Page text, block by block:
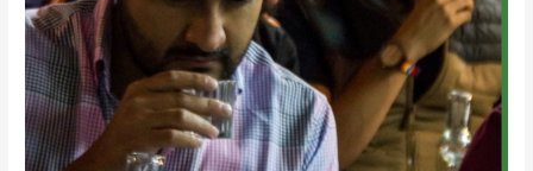
o
ácido?